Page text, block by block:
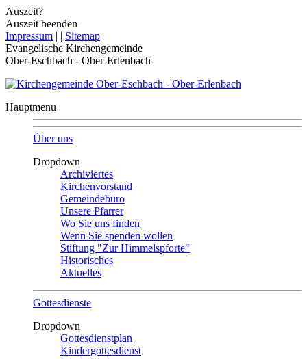
Auszeit?
Auszeit beenden
Impressum | | Sitemap
Evangelische Kirchengemeinde
Ober-Eschbach - Ober-Erlenbach
Hauptmenu
Über uns
Dropdown
Archiviertes
Kirchenvorstand
Gemeindebüro
Unsere Pfarrer
Wo Sie uns finden
Wenn Sie spenden wollen
Stiftung "Zur Himmelspforte"
Historisches
Aktuelles
Gottesdienste
Dropdown
Gottesdienstplan
Kindergottesdienst